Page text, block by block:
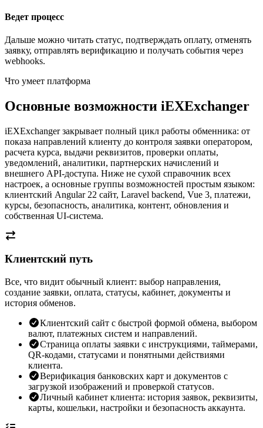
Ведет процесс
Дальше можно читать статус, подтверждать оплату, отменять
заявку, отправлять верификацию и получать события через
webhooks.
Что умеет платформа
Основные возможности iEXExchanger
iEXExchanger закрывает полный цикл работы обменника: от
показа направлений клиенту до контроля заявки оператором,
расчета курса, выдачи реквизитов, проверки оплаты,
уведомлений, аналитики, партнерских начислений и
внешнего API-доступа. Ниже не сухой справочник всех
настроек, а основные группы возможностей простым языком:
клиентский Angular 22 сайт, Laravel backend, Vue 3, платежи,
курсы, безопасность, аналитика, контент, обновления и
собственная UI-система.
Клиентский путь
Все, что видит обычный клиент: выбор направления,
создание заявки, оплата, статусы, кабинет, документы и
история обменов.
Клиентский сайт с быстрой формой обмена, выбором
валют, платежных систем и направлений.
Страница оплаты заявки с инструкциями, таймерами,
QR-кодами, статусами и понятными действиями
клиента.
Верификация банковских карт и документов с
загрузкой изображений и проверкой статусов.
Личный кабинет клиента: история заявок, реквизиты,
карты, кошельки, настройки и безопасность аккаунта.